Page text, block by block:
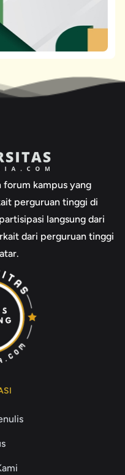
forum kampus yang
perguruan tinggi di
langsung dari
dari perguruan tinggi